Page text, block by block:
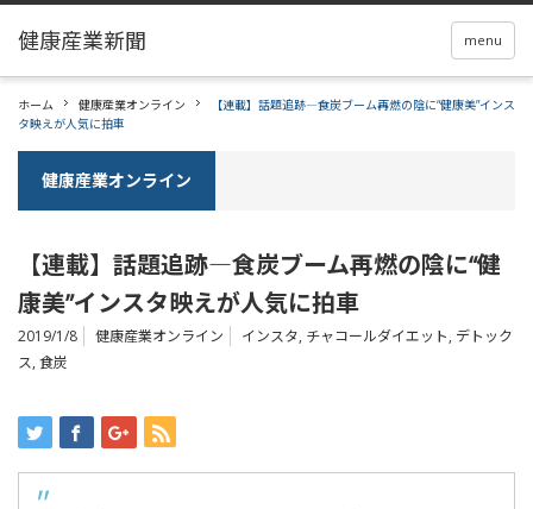
menu
ホーム 健康産業オンライン
【連載】話題追跡―食炭ブーム再燃の陰に“健康美”インス
タ映えが人気に拍車
健康産業オンライン
【連載】話題追跡―食炭ブーム再燃の陰に“健
康美”インスタ映えが人気に拍車
2019/1/8 健康産業オンライン インスタ, チャコールダイエット, デトック
ス, 食炭